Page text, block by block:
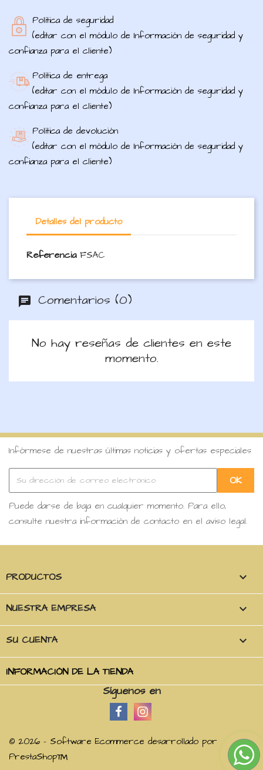
Política de seguridad
(editar con el módulo de Información de seguridad y
confianza para el cliente)
Política de entrega
(editar con el módulo de Información de seguridad y
confianza para el cliente)
Política de devolución
(editar con el módulo de Información de seguridad y
confianza para el cliente)
Detalles del producto
Referencia FSAC
Comentarios (0)
No hay reseñas de clientes en este
momento.
Infórmese de nuestras últimas noticias y ofertas especiales
Puede darse de baja en cualquier momento. Para ello,
consulte nuestra información de contacto en el aviso legal.
PRODUCTOS 
NUESTRA EMPRESA 
SU CUENTA 
INFORMACIÓN DE LA TIENDA
Síguenos en
© 2026 - Software Ecommerce desarrollado por
PrestaShop™